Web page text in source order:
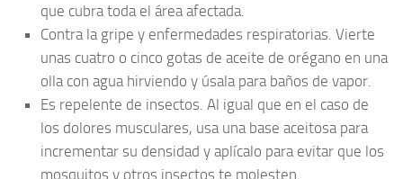
que cubra toda el área afectada.
Contra la gripe y enfermedades respiratorias. Vierte
unas cuatro o cinco gotas de aceite de orégano en una
olla con agua hirviendo y úsala para baños de vapor.
Es repelente de insectos. Al igual que en el caso de
los dolores musculares, usa una base aceitosa para
incrementar su densidad y aplícalo para evitar que los
mosquitos y otros insectos te molesten.